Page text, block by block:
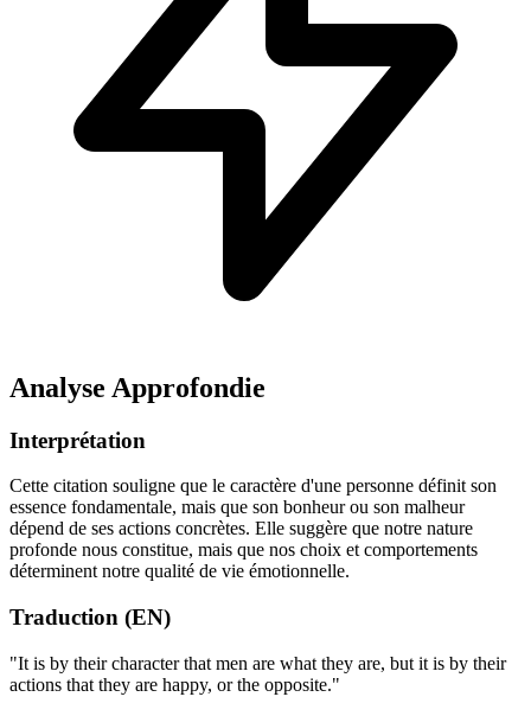
Analyse Approfondie
Interprétation
Cette citation souligne que le caractère d'une personne définit son
essence fondamentale, mais que son bonheur ou son malheur
dépend de ses actions concrètes. Elle suggère que notre nature
profonde nous constitue, mais que nos choix et comportements
déterminent notre qualité de vie émotionnelle.
Traduction (EN)
"It is by their character that men are what they are, but it is by their
actions that they are happy, or the opposite."